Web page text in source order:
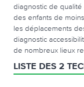
diagnostic de qualité
des enfants de
les déplacements
diagnostic
de nombreux lieux
LISTE DES 2